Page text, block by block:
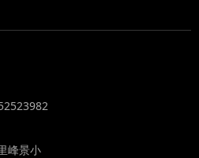
峰景小